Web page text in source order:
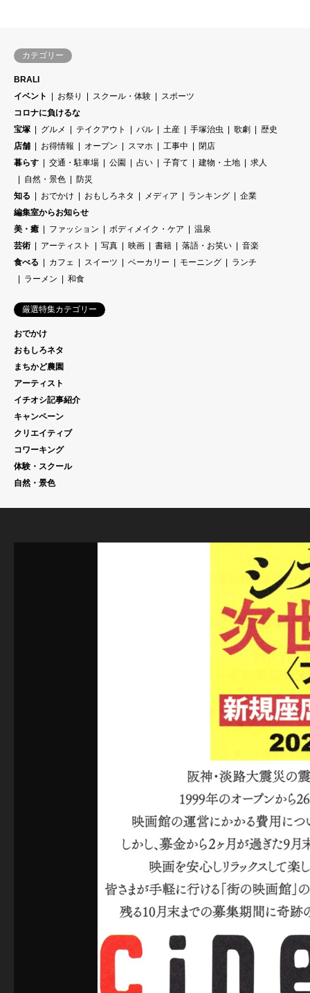
カテゴリー
BRALI
イベント
お祭り スクール・体験
スポーツ
コロナに負けるな
宝塚
グルメ テイクアウト バル 土産 手塚治虫 歌劇
歴史
店舗
お得情報 オープン スマホ 工事中
閉店
暮らす
交通・駐車場 公園 占い 子育て 建物・土地
求人
自然・景色
防災
知る
おでかけ おもしろネタ メディア ランキング
企業
編集室からお知らせ
美・癒
ファッション ボディメイク・ケア
温泉
芸術
アーティスト 写真 映画 書籍 落語・お笑い
音楽
食べる
カフェ スイーツ ベーカリー モーニング
ランチ
ラーメン
和食
厳選特集カテゴリー
おでかけ
おもしろネタ
まちかど農園
アーティスト
イチオシ記事紹介
キャンペーン
クリエイティブ
コワーキング
体験・スクール
自然・景色